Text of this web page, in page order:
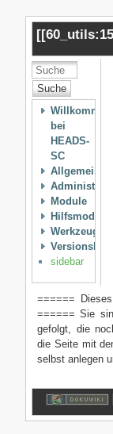
[[
Suche
Willkommen
bei
HEADS-
SC
Allgemeines
Module
Hilfsmodule
Werkzeuge
sidebar
======
====== Sie
gefolgt, die
die Seite mit
selbst anlegen